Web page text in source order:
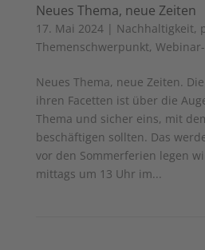
Neues Thema, neue Zeiten
17. Mai 2024| Nachhaltigkeit,
Themenschwerpunkt,
Neues Thema, neue Zeiten.
ihren Facetten ist über die
Thema und sicher eins, mit
beschäftigen sollten. Das
vor den Sommerferien legen
mittags um 13 Uhr im...